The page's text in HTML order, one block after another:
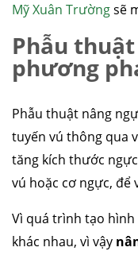
Mỹ Xuân Trườngsẽ
Phẫu
phương
Phẫu thuật nâng
tuyến vú thông qua
tăng kích thước
vú hoặc cơ ngực,
Vì quá trình tạo
khác nhau, vì vậy